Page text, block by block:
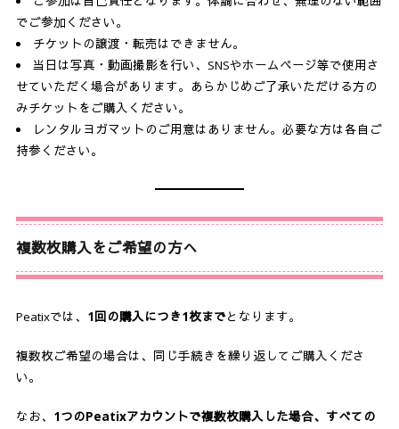
でご参加ください。
チケットの譲渡・転売はできません。
当日は写真・動画撮影を行い、SNSやホームページ等で使用さ
せていただく場合があります。あらかじめご了承いただける方の
みチケットをご購入ください。
レンタルヨガマットのご用意はありません。必要な方は各自ご
持参ください。
複数枚購入をご希望の方へ
Peatixでは、 1回の購入につき1枚までとなります。
複数枚ご希望の場合は、同じ手続きを繰り返してご購入くださ
い。
なお、 1つのPeatixアカウントで複数枚購入した場合、すべての